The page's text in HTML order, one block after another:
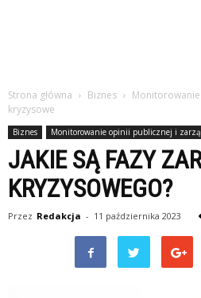
Strona główna Biznes
kryzysowe
Biznes Monitorowanie opinii publicznej i
JAKIE SĄ FAZY
KRYZYSOWEGO?
Przez Redakcja - 11 października 2023